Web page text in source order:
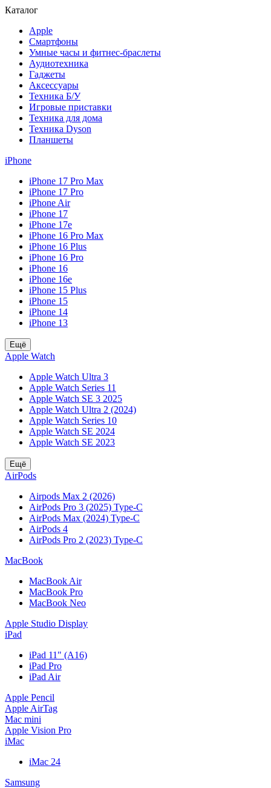
Каталог
Apple
Смартфоны
Умные часы и фитнес-браслеты
Аудиотехника
Гаджеты
Аксессуары
Техника Б/У
Игровые приставки
Техника для дома
Техника Dyson
Планшеты
iPhone
iPhone 17 Pro Max
iPhone 17 Pro
iPhone Air
iPhone 17
iPhone 17e
iPhone 16 Pro Max
iPhone 16 Plus
iPhone 16 Pro
iPhone 16
iPhone 16e
iPhone 15 Plus
iPhone 15
iPhone 14
iPhone 13
Ещё
Apple Watch
Apple Watch Ultra 3
Apple Watch Series 11
Apple Watch SE 3 2025
Apple Watch Ultra 2 (2024)
Apple Watch Series 10
Apple Watch SE 2024
Apple Watch SE 2023
Ещё
AirPods
Airpods Max 2 (2026)
AirPods Pro 3 (2025) Type-C
AirPods Max (2024) Type-C
AirPods 4
AirPods Pro 2 (2023) Type-C
MacBook
MacBook Air
MacBook Pro
MacBook Neo
Apple Studio Display
iPad
iPad 11" (A16)
iPad Pro
iPad Air
Apple Pencil
Apple AirTag
Mac mini
Apple Vision Pro
iMac
iMac 24
Samsung